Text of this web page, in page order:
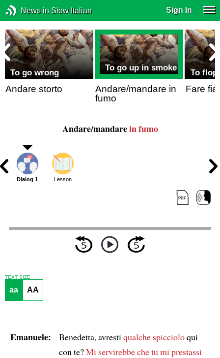
News in Slow Italian Sign In
To go wrong
Andare storto
To go up in smoke
Andare/mandare in
fumo
To
Fare
Andare/mandarein fumo
Dialog 1 Lesson
TEXT SIZE
aa AA
Emanuele: Benedetta, avresti qualche spiccioloqui
con te?Mi servirebbe che tu mi prestassi